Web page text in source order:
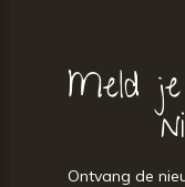
Meld
Ontvang de